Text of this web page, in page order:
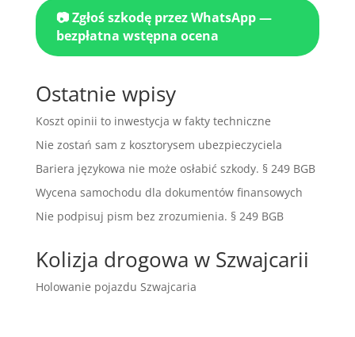
📷 Zgłoś szkodę przez WhatsApp —
bezpłatna wstępna ocena
Ostatnie wpisy
Koszt opinii to inwestycja w fakty techniczne
Nie zostań sam z kosztorysem ubezpieczyciela
Bariera językowa nie może osłabić szkody. § 249 BGB
Wycena samochodu dla dokumentów finansowych
Nie podpisuj pism bez zrozumienia. § 249 BGB
Kolizja drogowa w Szwajcarii
Holowanie pojazdu Szwajcaria